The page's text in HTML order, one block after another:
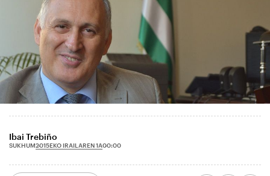
Ibai Trebiño
SUKHUM2015EKO IRAILAREN 1A00:00